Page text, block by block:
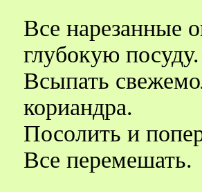
Все нарезанные
глубокую посуду.
Всыпать
кориандра.
Посолить и
Все перемешать.